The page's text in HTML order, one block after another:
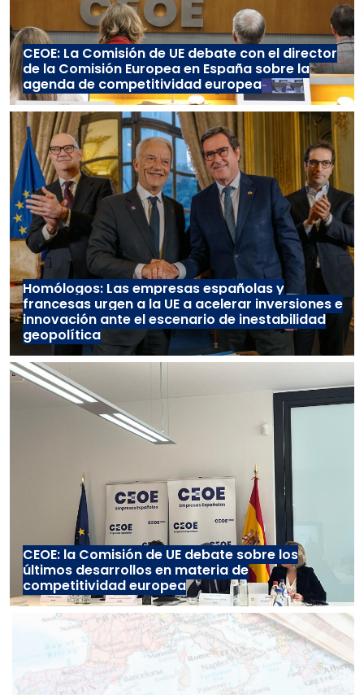
CEOE: La Comisión de UE debate con el director
de la Comisión Europea en España sobre la
agenda de competitividad europea
Homólogos: Las empresas españolas y
francesas urgen a la UE a acelerar inversiones e
innovación ante el escenario de inestabilidad
geopolítica
CEOE: la Comisión de UE debate sobre los
últimos desarrollos en materia de
competitividad europea